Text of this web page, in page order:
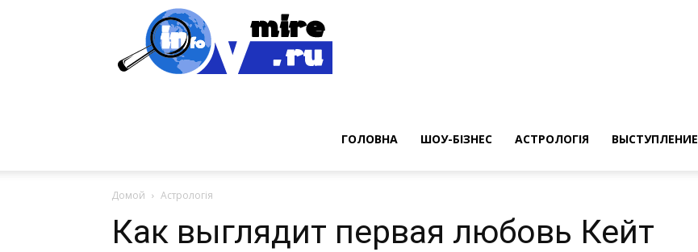
ГОЛОВНА ШОУ-БІЗНЕС АСТРОЛОГІЯ ВЫСТУПЛЕНИЕ
Домой Астрологія
Как выглядит первая любовь Кейт